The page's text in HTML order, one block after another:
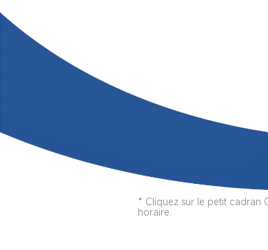
* Cliquez sur le petit
horaire.